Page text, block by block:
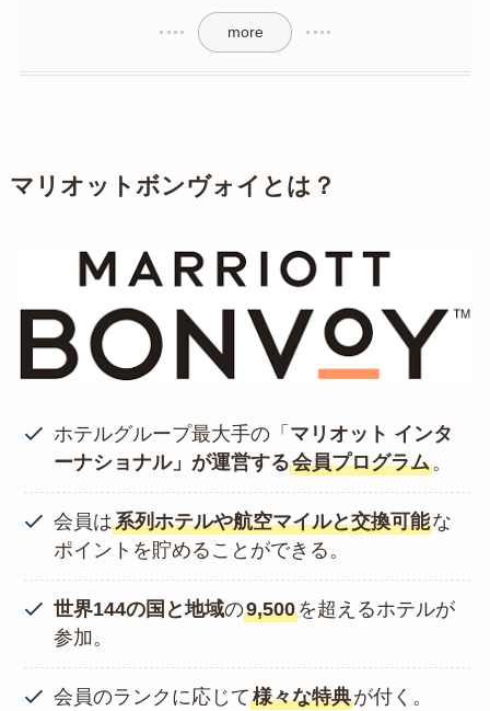
more
マリオットボンヴォイとは？
ホテルグループ最大手の「 マリオット インタ
ーナショナル」が運営する会員プログラム。
会員は系列ホテルや航空マイルと交換可能な
ポイントを貯めることができる。
世界144の国と地域の9,500を超えるホテルが
参加。
会員のランクに応じて様々な特典が付く。